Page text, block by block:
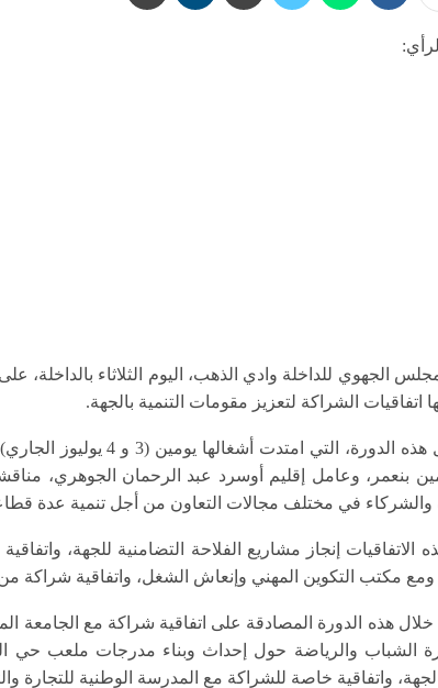
الجهوي للداخلة وادي الذهب، اليوم الثلاثاء
اتفاقيات الشراكة لتعزيز مقومات التنمية بالجهة.
وتم خلال هذه الدورة،
بنعمر، وعامل إقليم أوسرد عبد الرحمان الجوهري،
والشركاء في مختلف مجالات التعاون من أجل تنمية عدة
الاتفاقيات إنجاز مشاريع الفلاحة التضامنية للجهة،
ومع مكتب التكوين المهني وإنعاش الشغل، واتفاقية شراكة من أجل
هذه الدورة المصادقة على اتفاقية شراكة مع الجامعة
الشباب والرياضة حول إحداث وبناء مدرجات ملعب حي
واتفاقية خاصة للشراكة مع المدرسة الوطنية للتجارة